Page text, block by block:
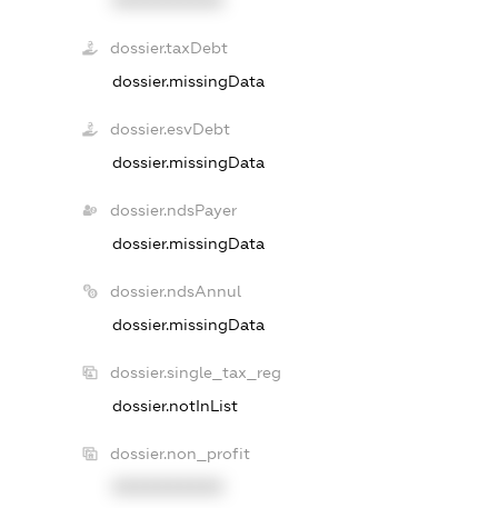
dossier.taxDebt
dossier.missingData
dossier.esvDebt
dossier.missingData
dossier.ndsPayer
dossier.missingData
dossier.ndsAnnul
dossier.missingData
dossier.single_tax_reg
dossier.notInList
dossier.non_profit